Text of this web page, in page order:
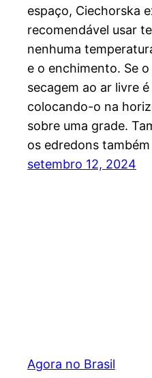
espaço, Ciechorska
recomendável usar
nenhuma
e o enchimento. Se
secagem ao ar livre
colocando-o na
sobre uma grade.
os edredons
setembro 12, 2024
Agora no Brasil